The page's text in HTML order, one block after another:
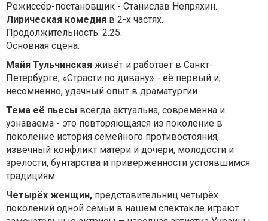
Режиссёр-постановщик - Станислав Непряхин.
Лирическая комедия в 2-х частях.
Продолжительность: 2.25.
Основная сцена.
Майя Тульчинская живёт и работает в Санкт-
Петербурге, «Страсти по дивану» - её первый и,
несомненно, удачный опыт в драматургии.
Тема её пьесы всегда актуальна, современна и
узнаваема - это повторяющаяся из поколение в
поколение история семейного противостояния,
извечный конфликт матери и дочери, молодости и
зрелости, бунтарства и приверженности устоявшимся
традициям.
Четырёх женщин, представительниц четырёх
поколений одной семьи в нашем спектакле играют